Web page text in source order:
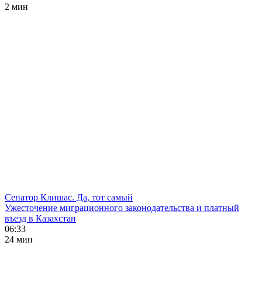
2 мин
Сенатор Клишас. Да, тот самый
Ужесточение миграционного законодательства и платный
въезд в Казахстан
06:33
24 мин